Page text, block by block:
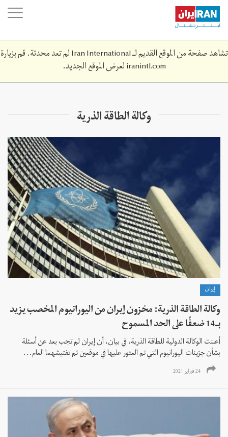
Skip
main
content
تشاهد صفحة من الموقع القديم لـ Iran International لم تعد محدثة. قم بزيارة
iranintl.comلعرض الموقع الجديد.
وكالة الطاقة الذرية
إيران
وكالة الطاقة الذرية: مخزون إيران من اليورانيوم المخصب يزيد
بـ14 ضعفًا على الحد المسموح
أعلنت الوكالة الدولية للطاقة الذرية، في بيان، أن إيران لم تجب بعد عن أسئلة
بشأن جزيئات اليورانيوم التي تم العثور عليها في موقعين تم تفتيشهما العام...
24 فبراير 2021